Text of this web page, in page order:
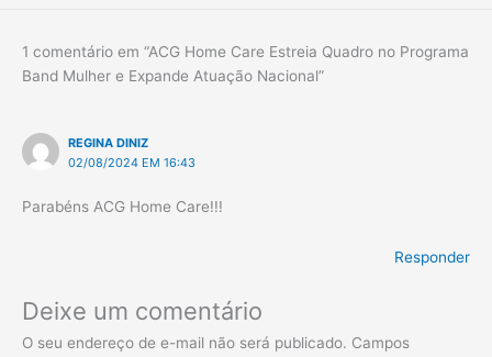
1 comentário em “ACG Home Care Estreia Quadro no Programa
Band Mulher e Expande Atuação Nacional”
REGINA DINIZ
02/08/2024 EM 16:43
Parabéns ACG Home Care!!!
Responder
Deixe um comentário
O seu endereço de e-mail não será publicado. Campos